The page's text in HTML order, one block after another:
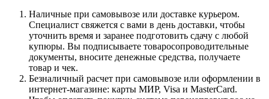
Наличные при самовывозе или доставке курьером.
Специалист свяжется с вами в день доставки, чтобы
уточнить время и заранее подготовить сдачу с любой
купюры. Вы подписываете товаросопроводительные
документы, вносите денежные средства, получаете
товар и чек.
Безналичный расчет при самовывозе или оформлении в
интернет-магазине: карты МИР, Visa и MasterCard.